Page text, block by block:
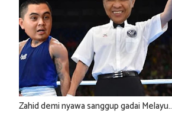
Zahid demi nyawa sanggup gadai Melayu..